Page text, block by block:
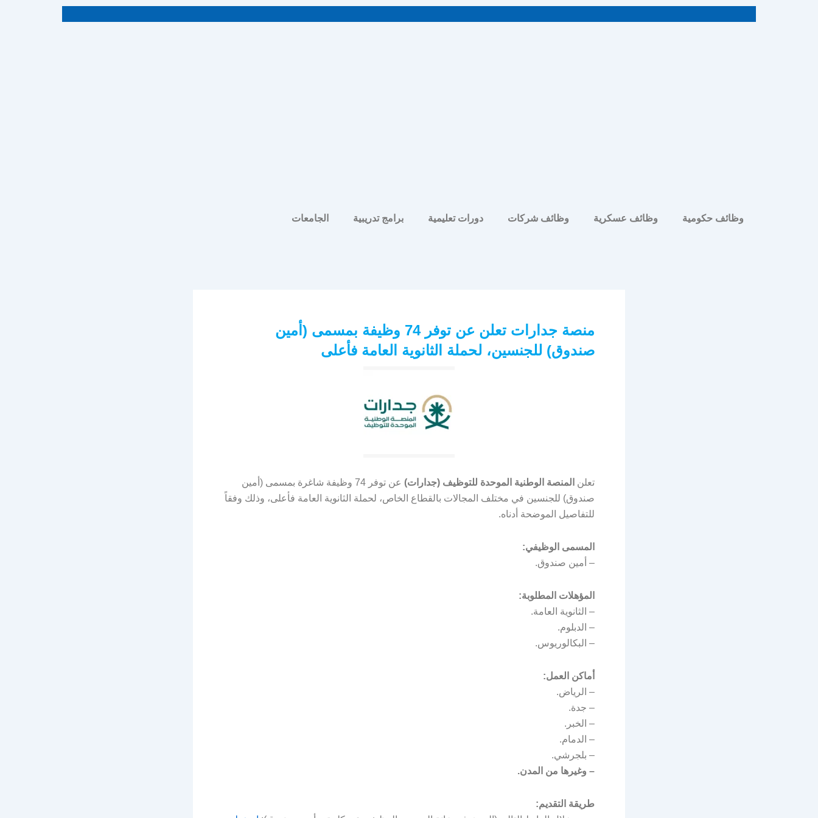
وظائف حكومية وظائف عسكرية وظائف شركات دورات تعليمية برامج تدريبية الجامعات
منصة جدارات تعلن عن توفر 74 وظيفة بمسمى (أمين
صندوق) للجنسين، لحملة الثانوية العامة فأعلى
تعلن المنصة الوطنية الموحدة للتوظيف (جدارات)
عن توفر 74 وظيفة شاغرة بمسمى (أمين
صندوق) للجنسين في مختلف المجالات بالقطاع الخاص، لحملة الثانوية العامة فأعلى، وذلك وفقاً
للتفاصيل الموضحة أدناه.
المسمى الوظيفي:
– أمين صندوق.
المؤهلات المطلوبة:
– الثانوية العامة.
– الدبلوم.
– البكالوريوس.
أماكن العمل:
– الرياض.
– جدة.
– الخبر.
– الدمام.
– بلجرشي.
– وغيرها من المدن.
طريقة التقديم: